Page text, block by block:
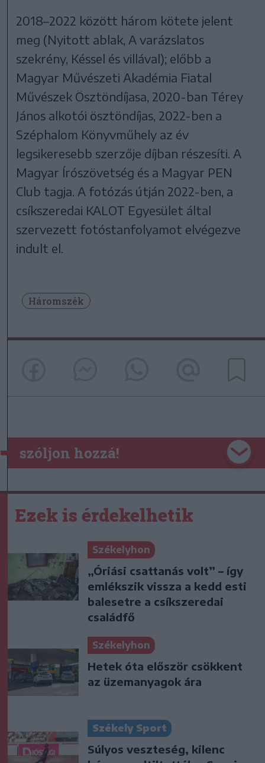
2018–2022 között három kötete jelent
meg (Nyitott ablak, A varázslatos
szekrény, Késsel és villával); előbb a
Magyar Művészeti Akadémia Fiatal
Művészek Ösztöndíjasa, 2020-ban Térey
János alkotói ösztöndíjas, 2022-ben a
Széphalom Könyvműhely az év
legsikeresebb szerzője díjban részesíti. A
Magyar Írószövetség és a Magyar PEN
Club tagja. A fotózás útján 2022-ben, a
csíkszeredai KALOT Egyesület által
szervezett fotóstanfolyamot elvégezve
indult el.
Háromszék
szóljon hozzá!
Ezek is érdekelhetik
Székelyhon
„Óriási csattanás volt” – így
emlékszik vissza a kedd esti
balesetre a csíkszeredai
családfő
Székelyhon
Hetek óta először csökkent
az üzemanyagok ára
Székely Sport
Súlyos veszteség, kilenc